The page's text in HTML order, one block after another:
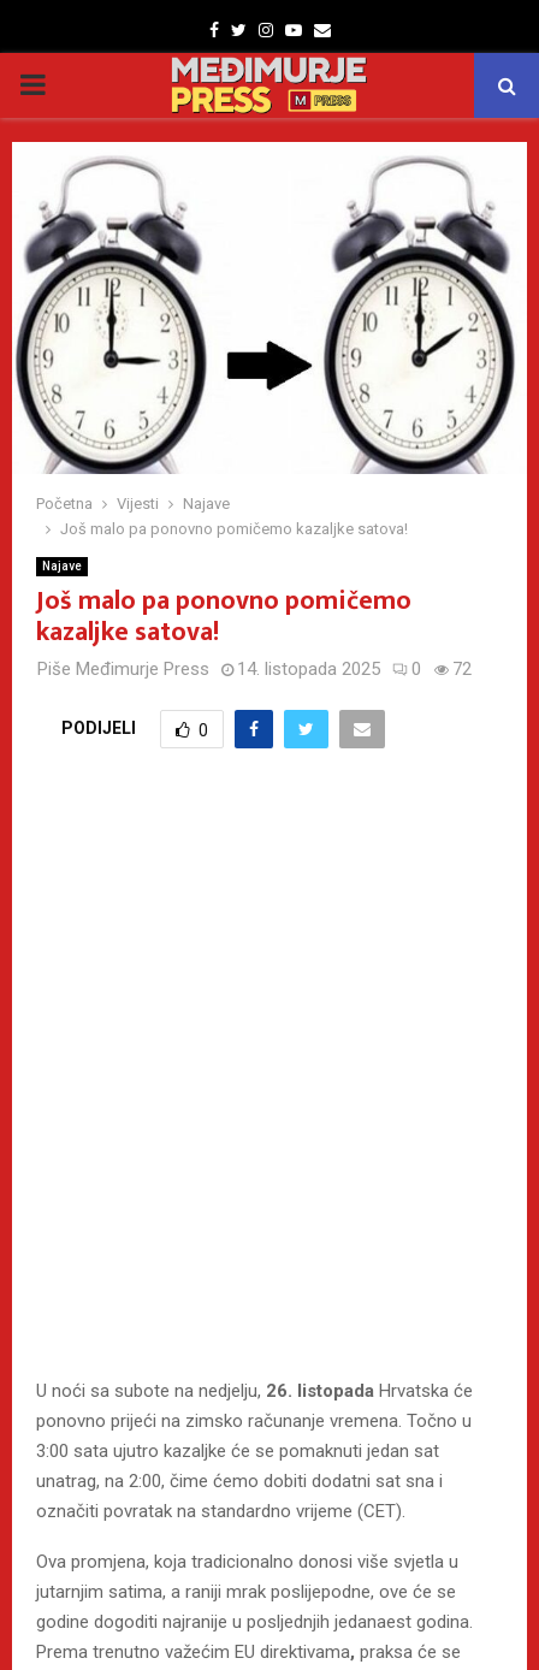
Facebook
TwitterInstagram
Youtube
Email
PRIMARY
MENU
Početna Vijesti
Najave
Još malo pa ponovno pomičemo kazaljke satova!
Najave
Još malo pa ponovno pomičemo
kazaljke satova!
Piše Međimurje Press 14. listopada 2025 0 72
PODIJELI 0
U noći sa subote na nedjelju, 26. listopada Hrvatska će
ponovno prijeći na zimsko računanje vremena. Točno u
3:00 sata ujutro kazaljke će se pomaknuti jedan sat
unatrag, na 2:00, čime ćemo dobiti dodatni sat sna i
označiti povratak na standardno vrijeme (CET).
Ova promjena, koja tradicionalno donosi više svjetla u
jutarnjim satima, a raniji mrak poslijepodne, ove će se
godine dogoditi najranije u posljednjih jedanaest godina.
Prema trenutno važećim EU direktivama, praksa će se